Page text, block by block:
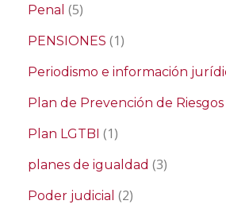
Penal (5)
PENSIONES (1)
Periodismo e información
Plan de Prevención de
Plan LGTBI (1)
planes de igualdad (3)
Poder judicial (2)